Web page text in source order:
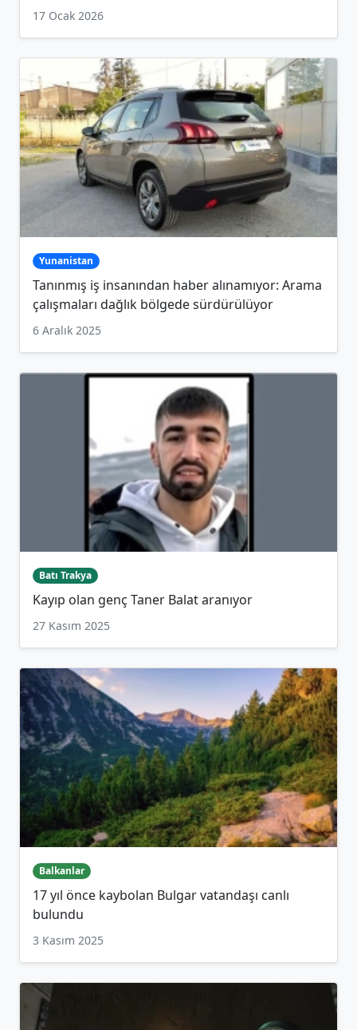
17 Ocak 2026
Yunanistan
Tanınmış iş insanından haber alınamıyor: Arama
çalışmaları dağlık bölgede sürdürülüyor
6 Aralık 2025
Batı Trakya
Kayıp olan genç Taner Balat aranıyor
27 Kasım 2025
Balkanlar
17 yıl önce kaybolan Bulgar vatandaşı canlı
bulundu
3 Kasım 2025